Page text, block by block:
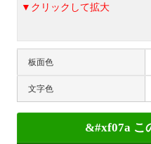
▼クリックして拡大
板面色
文字色